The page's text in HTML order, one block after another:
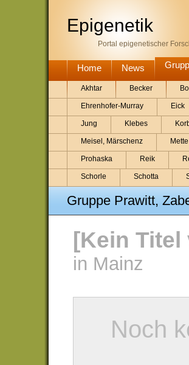
Epigenetik
Portal epigenetischer
Home News
Akhtar Becker
Ehrenhofer-Murray Eick
Jung Klebes
Meisel, Märschenz Mette
Prohaska Reik
Schorle Schotta
Gruppe Prawitt,
[Kein
in Mainz
Noch